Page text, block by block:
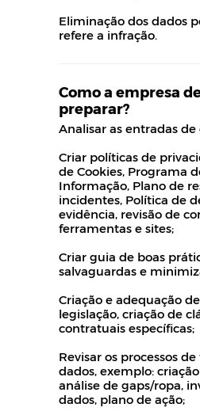
Eliminação dos dados
refere a infração.
Como a empresa
preparar?
Analisar as entradas de
Criar políticas de
de Cookies, Programa
Informação, Plano de
incidentes, Política de
evidência, revisão de
ferramentas e sites;
Criar guia de boas
salvaguardas e
Criação e adequação
legislação, criação de
contratuais específicas;
Revisar os processos
dados, exemplo:
análise de gaps/ropa,
dados, plano de ação;